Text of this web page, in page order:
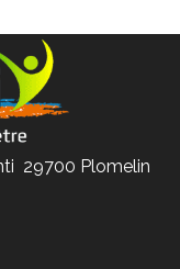
29700 Plomelin